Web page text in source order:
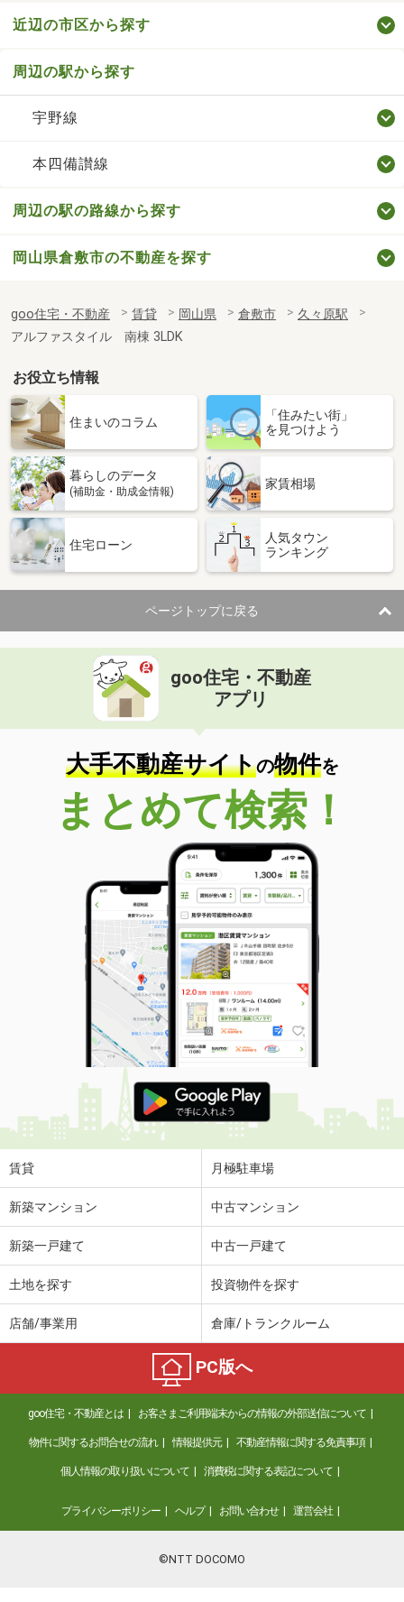
近辺の市区から探す
周辺の駅から探す
宇野線
本四備讃線
周辺の駅の路線から探す
岡山県倉敷市の不動産を探す
goo住宅・不動産 賃貸 岡山県 倉敷市
久々原駅
アルファスタイル 南棟 3LDK
お役立ち情報
住まいのコラム
「住みたい街」
を見つけよう
暮らしのデータ
(補助金・助成金情報)
家賃相場
住宅ローン
人気タウン
ランキング
ページトップに戻る
goo住宅・不動産
アプリ
大手不動産サイトの物件を
まとめて検索！
賃貸 月極駐車場
新築マンション 中古マンション
新築一戸建て 中古一戸建て
土地を探す 投資物件を探す
店舗/事業用 倉庫/トランクルーム
PC版へ
goo住宅・不動産とは お客さまご利用端末からの情報の外部送信について
物件に関するお問合せの流れ 情報提供元 不動産情報に関する免責事項
個人情報の取り扱いについて 消費税に関する表記について
プライバシーポリシー ヘルプ お問い合わせ 運営会社
©NTT DOCOMO